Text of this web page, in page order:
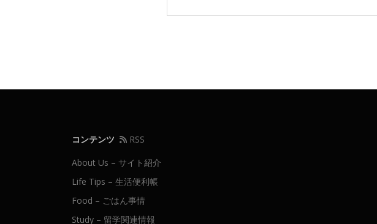
コンテンツ
RSS
About Us – サイト紹介
Life Tips – 生活便利帳
Food – ごはん事情
Study – 留学関連情報